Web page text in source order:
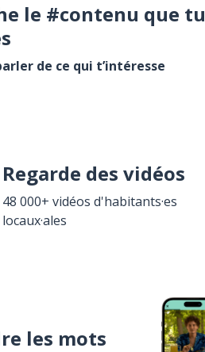
le #contenu que tu
de ce qui t’intéresse
Regarde des vidéos
48 000+ vidéos d'habitants·es
locaux·ales
les mots